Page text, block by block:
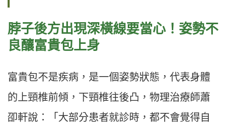
脖子後方出現深橫線要當心！姿勢不
良釀富貴包上身
富貴包不是疾病，是一個姿勢狀態，代表身體
的上頸椎前傾，下頸椎往後凸，物理治療師蕭
卲軒說：「大部分患者就診時，都不會覺得自